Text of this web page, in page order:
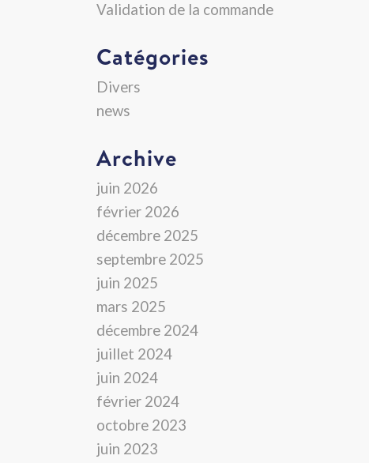
Validation de la commande
Catégories
Divers
news
Archive
juin 2026
février 2026
décembre 2025
septembre 2025
juin 2025
mars 2025
décembre 2024
juillet 2024
juin 2024
février 2024
octobre 2023
juin 2023